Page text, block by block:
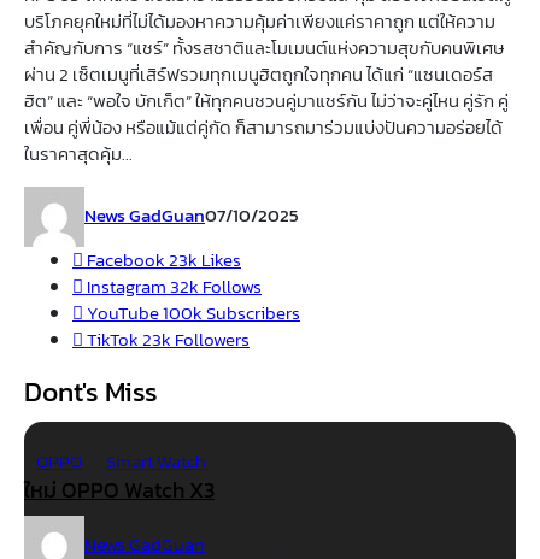
บริโภคยุคใหม่ที่ไม่ได้มองหาความคุ้มค่าเพียงแค่ราคาถูก แต่ให้ความ
สำคัญกับการ “แชร์” ทั้งรสชาติและโมเมนต์แห่งความสุขกับคนพิเศษ
ผ่าน 2 เซ็ตเมนูที่เสิร์ฟรวมทุกเมนูฮิตถูกใจทุกคน ได้แก่ “แซนเดอร์ส
ฮิต” และ “พอใจ บักเก็ต” ให้ทุกคนชวนคู่มาแชร์กัน ไม่ว่าจะคู่ไหน คู่รัก คู่
เพื่อน คู่พี่น้อง หรือแม้แต่คู่กัด ก็สามารถมาร่วมแบ่งปันความอร่อยได้
ในราคาสุดคุ้ม...
News GadGuan07/10/2025
Facebook23k Likes
Instagram32k Follows
YouTube100kSubscribers
TikTok23k Followers
Dont's Miss
OPPO Smart Watch
ใหม่ OPPO Watch X3
News GadGuan